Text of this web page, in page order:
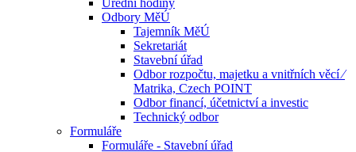
Úřední hodiny
Odbory MěÚ
Tajemník MěÚ
Sekretariát
Stavební úřad
Odbor rozpočtu, majetku a vnitřních věcí ⁄
Matrika, Czech POINT
Odbor financí, účetnictví a investic
Technický odbor
Formuláře
Formuláře - Stavební úřad